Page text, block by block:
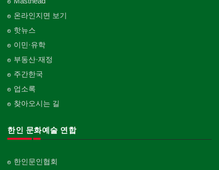
온라인지면 보기
핫뉴스
이민·유학
부동산·재정
주간한국
업소록
찾아오시는 길
한인 문화예술 연합
한인문인협회